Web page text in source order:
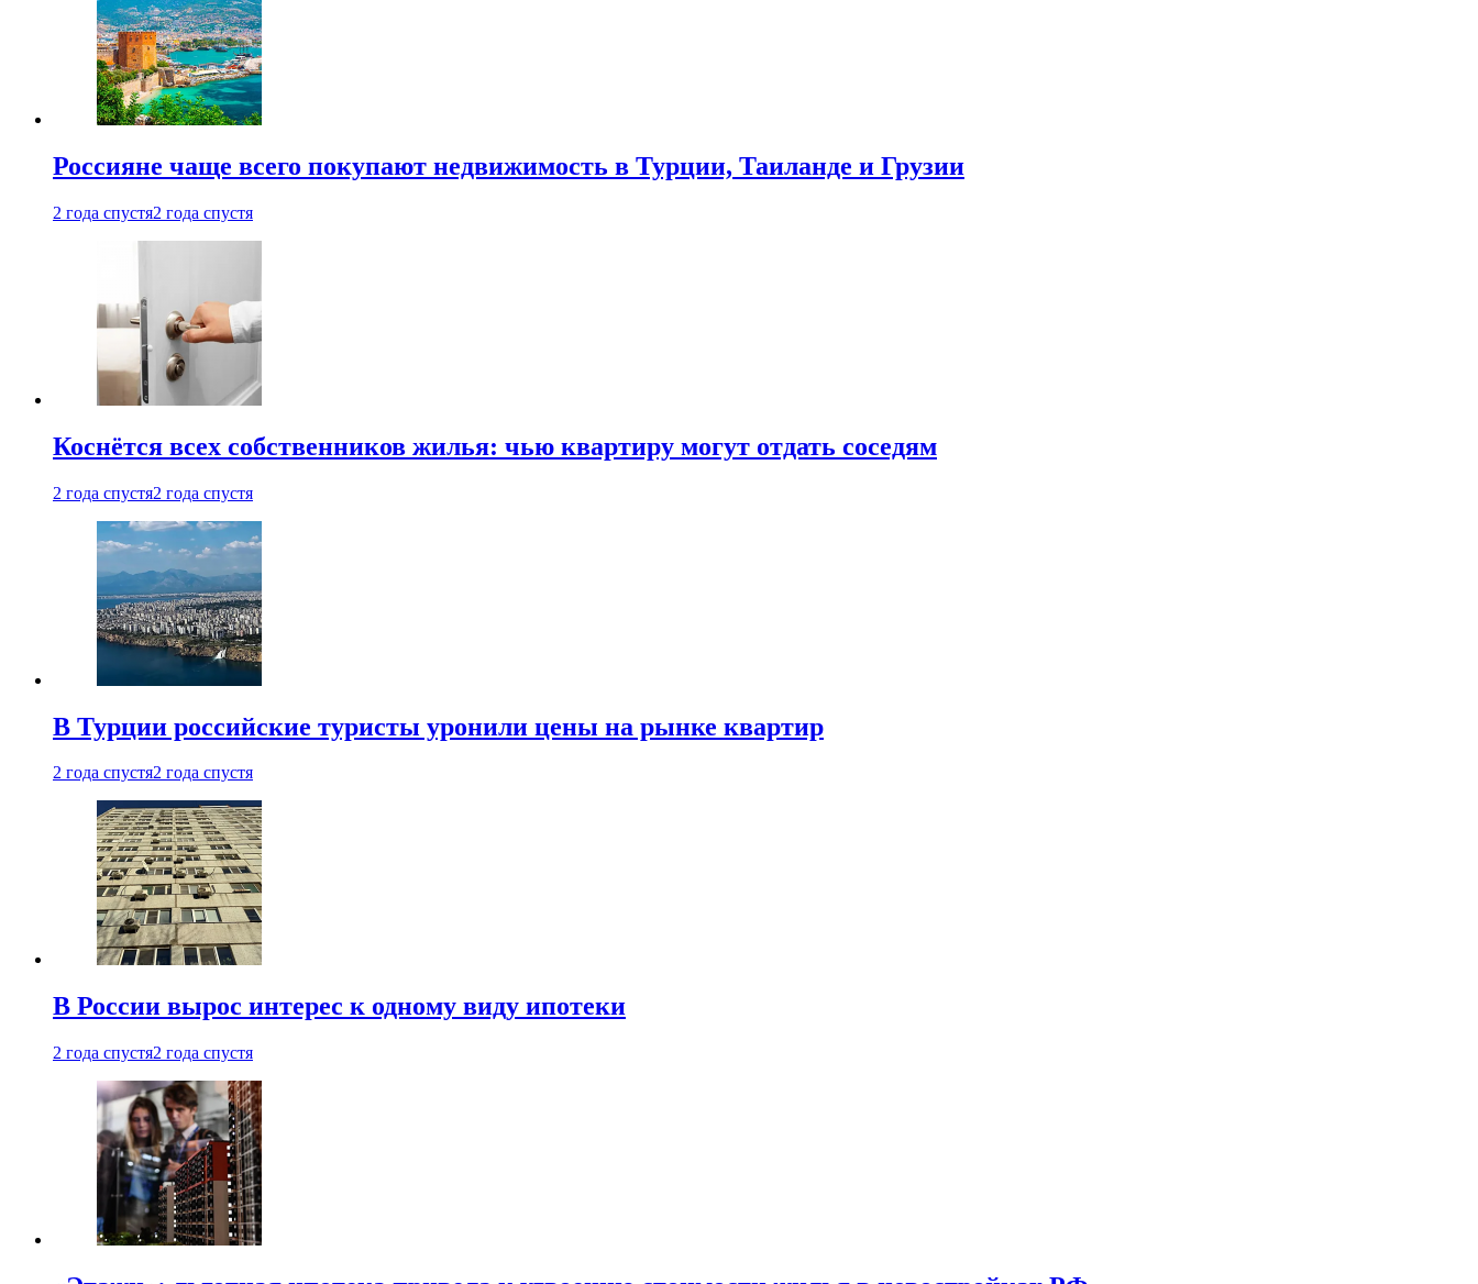
Россияне чаще всего покупают недвижимость в Турции, Таиланде и Грузии
2 года спустя2 года спустя
Коснётся всех собственников жилья: чью квартиру могут отдать соседям
2 года спустя2 года спустя
В Турции российские туристы уронили цены на рынке квартир
2 года спустя2 года спустя
В России вырос интерес к одному виду ипотеки
2 года спустя2 года спустя